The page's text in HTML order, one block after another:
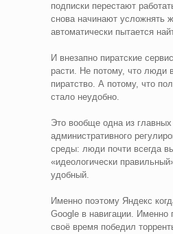
подписки перестают
снова начинают усложнять
автоматически пытается
И внезапно пиратские
расти. Не потому, что люди
пиратство. А потому, что
стало неудобно.
Это вообще одна из
административного
среды: люди почти всегда
«идеологически
удобный.
Именно поэтому Яндекс
Google в навигации. Именно
своё время победил